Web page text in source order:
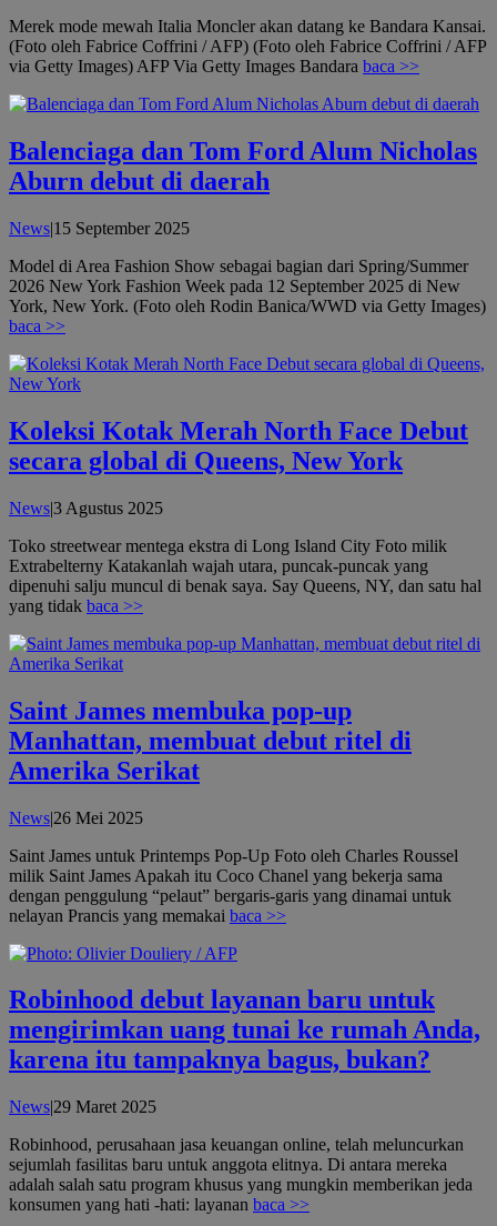
Merek mode mewah Italia Moncler akan datang ke Bandara Kansai.
(Foto oleh Fabrice Coffrini / AFP) (Foto oleh Fabrice Coffrini / AFP
via Getty Images) AFP Via Getty Images Bandara baca >>
Balenciaga dan Tom Ford Alum Nicholas
Aburn debut di daerah
News|15 September 2025oleh
Model di Area Fashion Show sebagai bagian dari Spring/Summer
2026 New York Fashion Week pada 12 September 2025 di New
York, New York. (Foto oleh Rodin Banica/WWD via Getty Images)
baca >>
Koleksi Kotak Merah North Face Debut
secara global di Queens, New York
News|3 Agustus 2025oleh
Toko streetwear mentega ekstra di Long Island City Foto milik
Extrabelterny Katakanlah wajah utara, puncak-puncak yang
dipenuhi salju muncul di benak saya. Say Queens, NY, dan satu hal
yang tidak baca >>
Saint James membuka pop-up
Manhattan, membuat debut ritel di
Amerika Serikat
News|26 Mei 2025oleh
Saint James untuk Printemps Pop-Up Foto oleh Charles Roussel
milik Saint James Apakah itu Coco Chanel yang bekerja sama
dengan penggulung “pelaut” bergaris-garis yang dinamai untuk
nelayan Prancis yang memakai baca >>
Robinhood debut layanan baru untuk
mengirimkan uang tunai ke rumah Anda,
karena itu tampaknya bagus, bukan?
News|29 Maret 2025oleh
Robinhood, perusahaan jasa keuangan online, telah meluncurkan
sejumlah fasilitas baru untuk anggota elitnya. Di antara mereka
adalah salah satu program khusus yang mungkin memberikan jeda
konsumen yang hati -hati: layanan baca >>